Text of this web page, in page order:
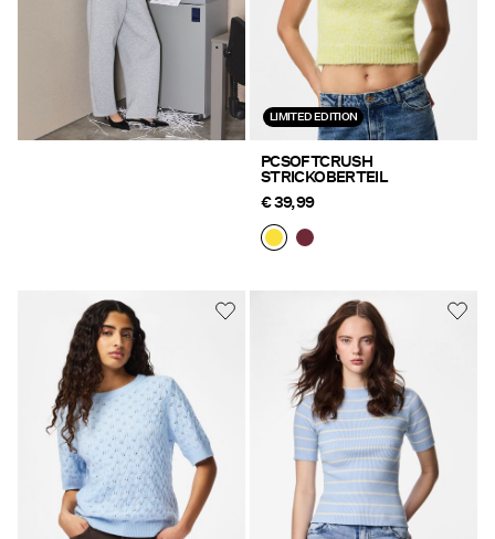
LIMITED EDITION
PCSOFTCRUSH
STRICKOBERTEIL
€ 39,99